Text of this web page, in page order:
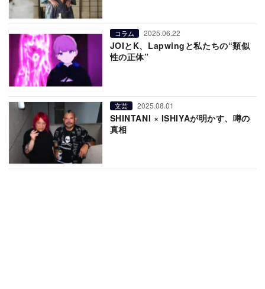
コラム 2025.06.22
JOIとK、Lapwingと私たちの“類似
性の正体”
文芸 2025.08.01
SHINTANI × ISHIYAが明かす、噂の
真相